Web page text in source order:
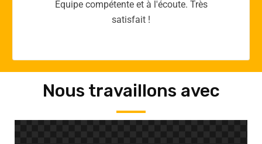
Merci yellow365.work pour votre expertise!
Nous travaillons avec